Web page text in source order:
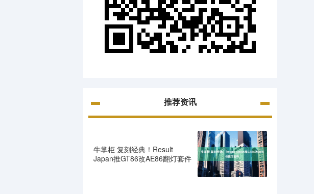
推荐资讯
牛掌柜 复刻经典！Result
Japan推GT86改AE86翻灯套件